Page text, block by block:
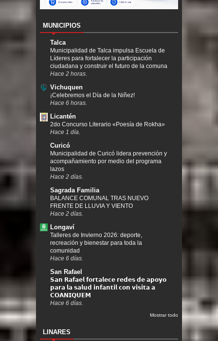
MUNICIPIOS
Talca
Municipalidad de Talca impulsa Escuela de
Líderes para fortalecer la participación
ciudadana y construir el futuro de la comuna
Hace 2 horas.
Vichuquen
¡Celebremos el Día de la Niñez!
Hace 6 horas.
Licantén
2do Concurso Literario «Poesía de Rokha»
Hace 1 día.
Curicó
Municipalidad de Curicó lidera prevención y
acompañamiento por medio del programa
lazos
Hace 2 días.
Sagrada Familia
BALANCE COMUNAL TRAS NUEVO
FRENTE DE LLUVIA Y VIENTO
Hace 2 días.
Longaví
Talleres de Invierno 2026: deporte,
recreación y bienestar para toda la
comunidad
Hace 6 días.
San Rafael
𝗦𝗮𝗻 𝗥𝗮𝗳𝗮𝗲𝗹 𝗳𝗼𝗿𝘁𝗮𝗹𝗲𝗰𝗲 𝗿𝗲𝗱𝗲𝘀 𝗱𝗲 𝗮𝗽𝗼𝘆𝗼
𝗽𝗮𝗿𝗮 𝗹𝗮 𝘀𝗮𝗹𝘂𝗱 𝗶𝗻𝗳𝗮𝗻𝘁𝗶𝗹 𝗰𝗼𝗻 𝘃𝗶𝘀𝗶𝘁𝗮 𝗮
𝗖𝗢𝗔𝗡𝗜𝗤𝗨𝗘𝗠
Hace 6 días.
Mostrar todo
LINARES